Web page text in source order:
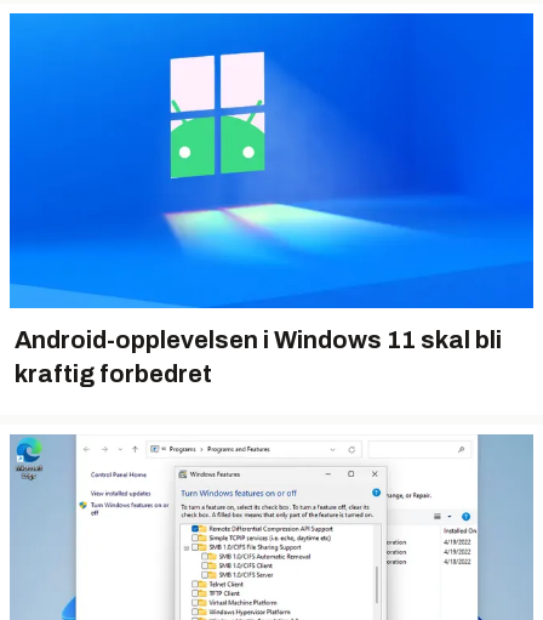
Android-opplevelsen i Windows 11 skal bli
kraftig forbedret